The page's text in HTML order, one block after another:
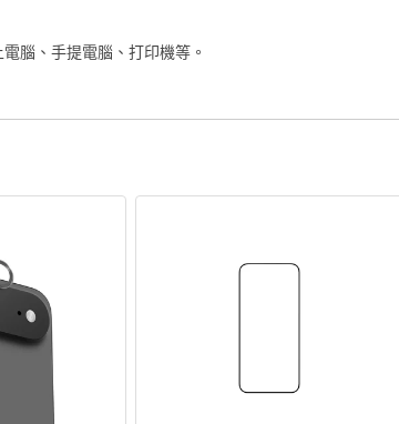
腦、手提電腦、打印機等。